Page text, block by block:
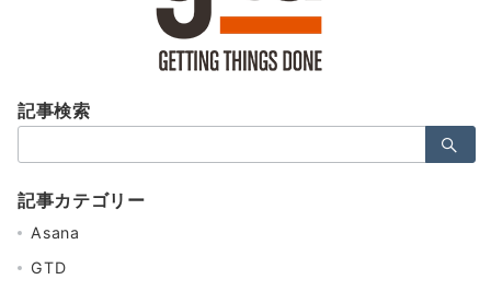
記事検索
索：
記事カテゴリー
Asana
GTD